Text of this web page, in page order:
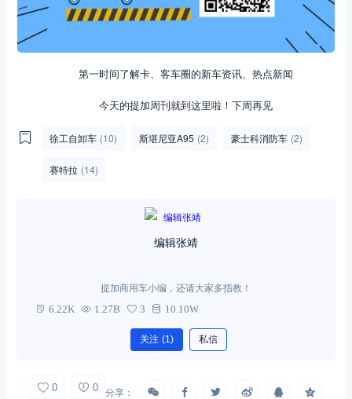
第一时间了解卡、客车圈的新车资讯、热点新闻
今天的提加周刊就到这里啦！下周再见
徐工自卸车 (10) 斯堪尼亚A95 (2) 豪士科消防车 (2)
赛特拉 (14)
编辑张靖
提加商用车小编，还请大家多指教！
6.22K 1.27B 3 10.10W
关注 (1) 私信
0 0 分享：